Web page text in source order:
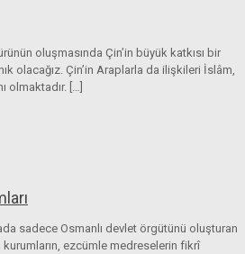
oluşmasında Çin’in büyük katkısı bir
olacağız. Çin’in Araplarla da ilişkileri İslâm,
olmaktadır.
sadece Osmanlı devlet örgütünü oluşturan
ezcümle medreselerin fikrî